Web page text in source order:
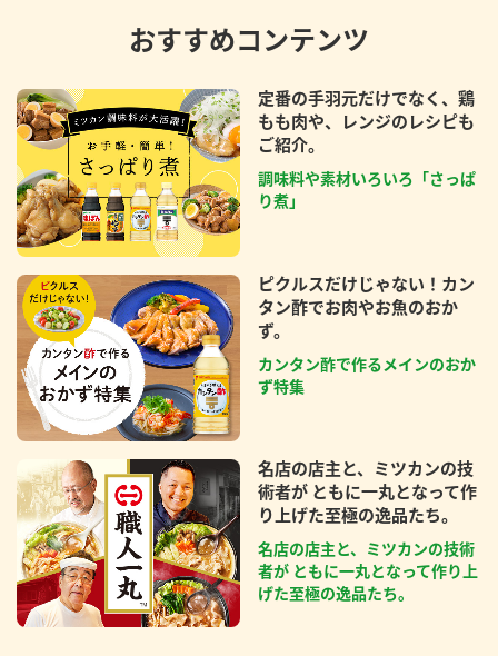
おすすめコンテンツ
定番の手羽元だけでなく、鶏
もも肉や、レンジのレシピも
ご紹介。
調味料や素材いろいろ「さっぱ
り煮」
ピクルスだけじゃない！カン
タン酢でお肉やお魚のおか
ず。
カンタン酢で作るメインのおか
ず特集
名店の店主と、ミツカンの技
術者が ともに一丸となって作
り上げた至極の逸品たち。
名店の店主と、ミツカンの技術
者が ともに一丸となって作り上
げた至極の逸品たち。